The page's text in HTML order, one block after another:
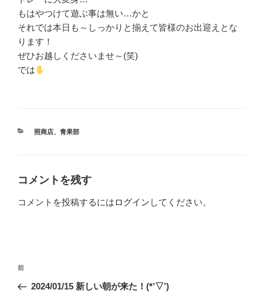
もはやつけて遊ぶ事は無い…かと
それでは本日も～しっかりと揃えて皆様のお出迎えとな
ります！
ぜひお越しくださいませ～(笑)
では
カ
照商店、 青果部
コメントを残す
コメントを投稿するにはログイン してください。
投
ナ
前
の
前
2024/01/15 新しい朝が来た！(*’▽’)